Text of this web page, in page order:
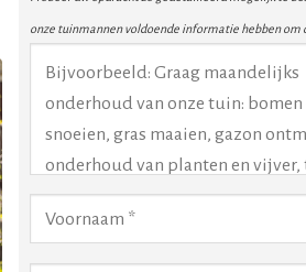
onze tuinmannen voldoende informatie hebben om